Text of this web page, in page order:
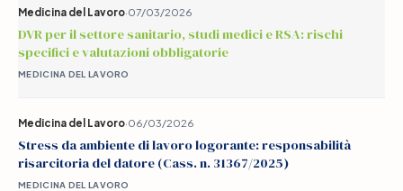
Medicina del Lavoro·07/03/2026
DVR per il settore sanitario, studi medici e RSA: rischi
specifici e valutazioni obbligatorie
MEDICINA DEL LAVORO
Medicina del Lavoro·06/03/2026
Stress da ambiente di lavoro logorante: responsabilità
risarcitoria del datore (Cass. n. 31367/2025)
MEDICINA DEL LAVORO